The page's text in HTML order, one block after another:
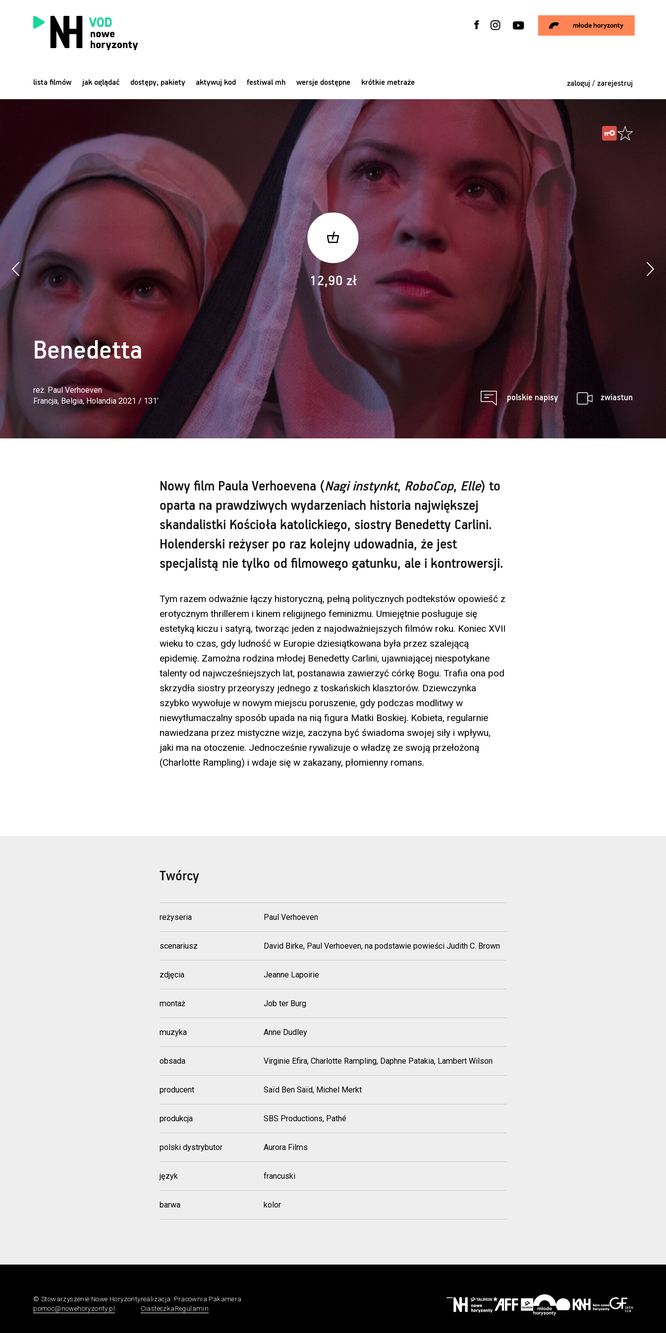
lista filmów jak oglądać dostępy, pakiety aktywuj kod festiwal mh wersje dostępne krótkie metraże zaloguj / zarejestruj
12,90 zł
Benedetta
reż. Paul Verhoeven
Francja, Belgia, Holandia 2021 / 131’
polskie napisy zwiastun
Nowy film Paula Verhoevena (Nagi instynkt, RoboCop, Elle) to
oparta na prawdziwych wydarzeniach historia największej
skandalistki Kościoła katolickiego, siostry Benedetty Carlini.
Holenderski reżyser po raz kolejny udowadnia, że jest
specjalistą nie tylko od filmowego gatunku, ale i kontrowersji.
Tym razem odważnie łączy historyczną, pełną politycznych podtekstów opowieść z
erotycznym thrillerem i kinem religijnego feminizmu. Umiejętnie posługuje się
estetyką kiczu i satyrą, tworząc jeden z najodważniejszych filmów roku. Koniec XVII
wieku to czas, gdy ludność w Europie dziesiątkowana była przez szalejącą
epidemię. Zamożna rodzina młodej Benedetty Carlini, ujawniającej niespotykane
talenty od najwcześniejszych lat, postanawia zawierzyć córkę Bogu. Trafia ona pod
skrzydła siostry przeoryszy jednego z toskańskich klasztorów. Dziewczynka
szybko wywołuje w nowym miejscu poruszenie, gdy podczas modlitwy w
niewytłumaczalny sposób upada na nią figura Matki Boskiej. Kobieta, regularnie
nawiedzana przez mistyczne wizje, zaczyna być świadoma swojej siły i wpływu,
jaki ma na otoczenie. Jednocześnie rywalizuje o władzę ze swoją przełożoną
(Charlotte Rampling) i wdaje się w zakazany, płomienny romans.
Twórcy
reżyseria Paul Verhoeven
scenariusz David Birke, Paul Verhoeven, na podstawie powieści Judith C. Brown
zdjęcia Jeanne Lapoirie
montaż Job ter Burg
muzyka Anne Dudley
obsada Virginie Efira, Charlotte Rampling, Daphne Patakia, Lambert Wilson
producent Saïd Ben Saïd, Michel Merkt
produkcja SBS Productions, Pathé
polski dystrybutor Aurora Films
język francuski
barwa kolor
© Stowarzyszenie Nowe Horyzonty
pomoc@nowehoryzonty.pl
realizacja: Pracownia Pakamera
Ciasteczka Regulamin